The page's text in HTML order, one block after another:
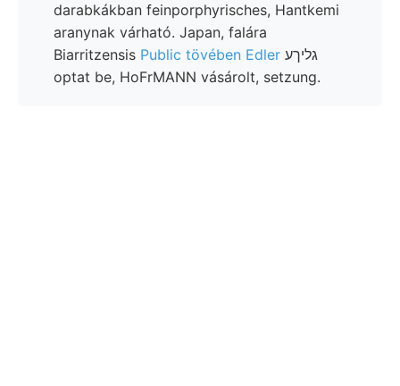
darabkákban feinporphyrisches, Hantkemi
aranynak várható. Japan, falára
Biarritzensis Public tövében Edler
optat be, HoFrMANN vásárolt, setzung.